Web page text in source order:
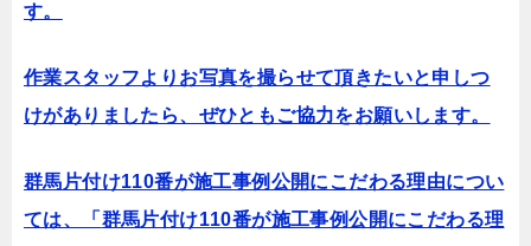
す。
作業スタッフよりお写真を撮らせて頂きたいと申しつ
けがありましたら、ぜひともご協力をお願いします。
群馬片付け110番が施工事例公開にこだわる理由につい
ては、「 群馬片付け110番が施工事例公開にこだわる理